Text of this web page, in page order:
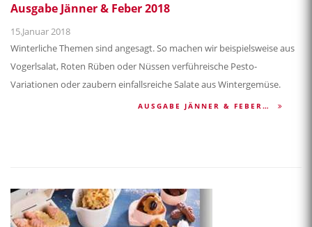
Ausgabe Jänner & Feber 2018
15.Januar 2018
Winterliche Themen sind angesagt. So machen wir beispielsweise aus
Vogerlsalat, Roten Rüben oder Nüssen verführeische Pesto-
Variationen oder zaubern einfallsreiche Salate aus Wintergemüse.
AUSGABE JÄNNER & FEBER…